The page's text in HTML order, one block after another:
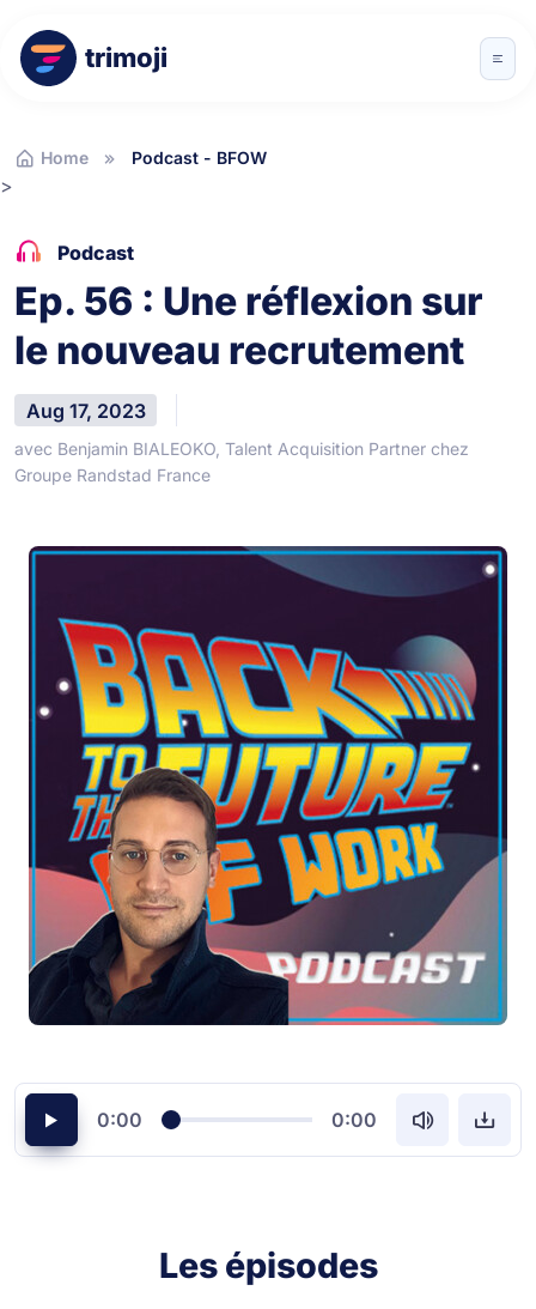
trimoji
Home Podcast - BFOW
>
Podcast
Ep. 56 : Une réflexion sur
le nouveau recrutement
Aug 17, 2023
avec Benjamin BIALEOKO, Talent Acquisition Partner chez
Groupe Randstad France
0:00 0:00
Les épisodes